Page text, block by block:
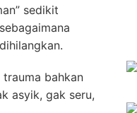
sedikit
bahkan
asyik, gak seru,